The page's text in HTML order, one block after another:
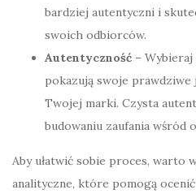
bardziej autentyczni i
swoich odbiorców.
Autentyczność –
pokazują swoje
Twojej marki. Czysta
budowaniu zaufania wśród
Aby ułatwić sobie proces, warto
analityczne, które pomogą